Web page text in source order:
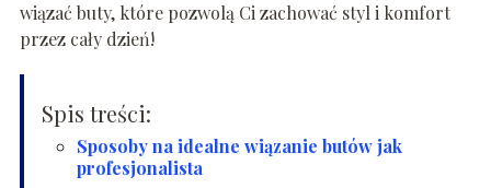
wiązać buty, które pozwolą Ci zachować styl i komfort
przez cały dzień!
Spis treści:
Sposoby na idealne wiązanie butów jak
profesjonalista